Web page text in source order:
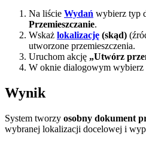
Na liście Wydań wybierz typ
Przemieszczanie.
Wskaż lokalizację (skąd)
utworzone przemieszczenia.
Uruchom akcję „Utwórz
W oknie dialogowym
Wynik
System tworzy osobny dokument
wybranej lokalizacji docelowej i